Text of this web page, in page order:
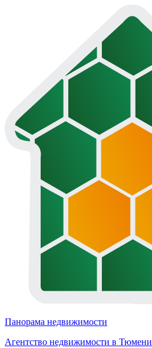
Панорама недвижимости
Агентство недвижимости в Тюмени